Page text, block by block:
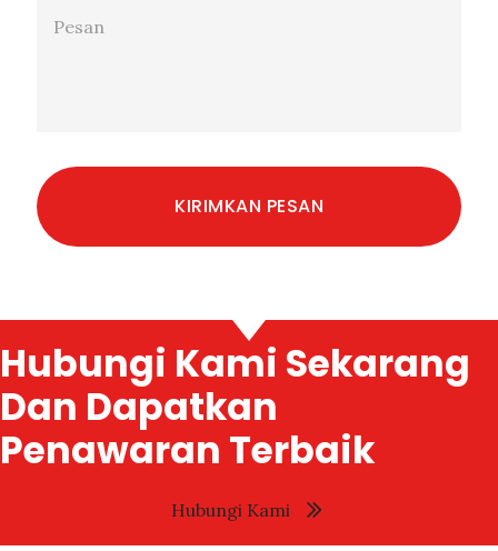
Hubungi Kami Sekarang
Dan Dapatkan
Penawaran Terbaik
Hubungi Kami